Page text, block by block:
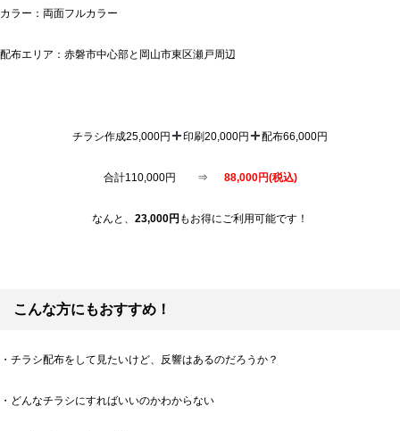
カラー：両面フルカラー
配布エリア：赤磐市中心部と岡山市東区瀬戸周辺
チラシ作成25,000円 印刷20,000円 配布66,000円
合計110,000円 ⇒ 88,000円(税込)
なんと、 23,000円 もお得にご利用可能です！
こんな方にもおすすめ！
・チラシ配布をして見たいけど、反響はあるのだろうか？
・どんなチラシにすればいいのかわからない